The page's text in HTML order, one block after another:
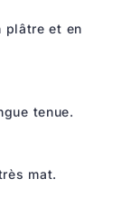
plâtre et en
tenue.
mat.